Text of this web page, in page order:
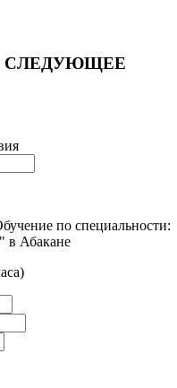
СЛЕДУЮЩЕЕ
по специальности:
в Абакане